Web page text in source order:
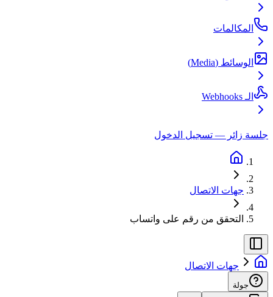
المكالمات
الوسائط (Media)
الـ Webhooks
جلسة زائر — تسجيل الدخول
جهات الاتصال
التحقق من رقم على واتساب
جهات الاتصال
جولة